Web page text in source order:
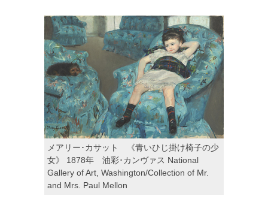
メアリー･カサット 《青いひじ掛け椅子の少
女》 1878年 油彩･カンヴァス National
Gallery of Art, Washington/Collection of Mr.
and Mrs. Paul Mellon